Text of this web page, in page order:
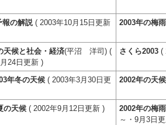
報の解説( 2003年10月15日更新
2003年の梅雨
天候と社会・経済(平沼 洋司) (
24日更新 )
さくら2003 (
年冬の天候 ( 2003年3月30日更
2002年の天候
の天候 ( 2002年9月12日更新 )
2002年の梅雨
～・9月3日